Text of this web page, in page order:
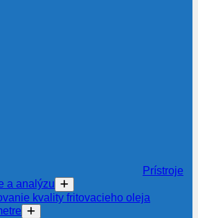
Prístroje
a analýzu
kvality fritovacieho oleja